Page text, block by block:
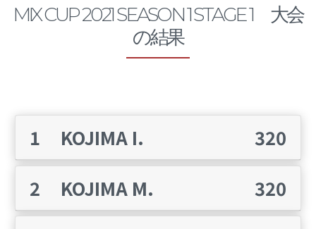
MIX CUP
2021
MIX CUP 2021 SEASON 1 STAGE 1 大会
の結果
1 KOJIMA I.
320
2
KOJIMA M.
320